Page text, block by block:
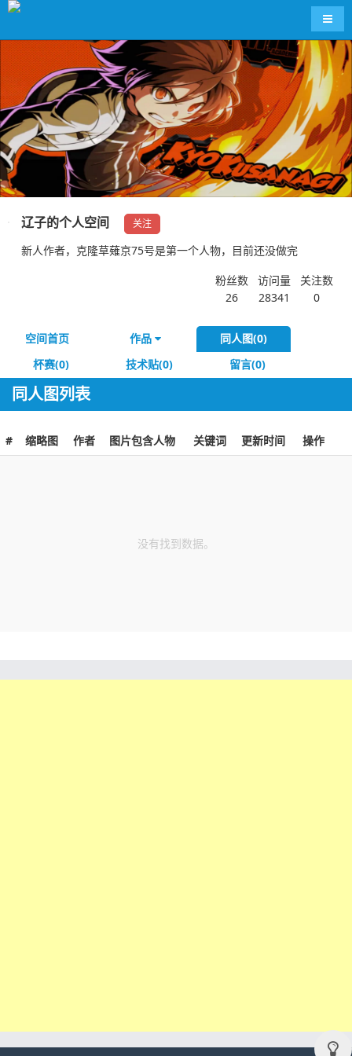
导航
辽子的个人空间 关注
新人作者，克隆草薙京75号是第一个人物，目前还没做完
粉丝数
26
访问量
28341
关注数
0
空间首页 作品
同人图(0)
杯赛(0)
技术贴(0) 留言(0)
同人图列表
# 缩略图 作者 图片包含人物 关键词 更新时间 操作
没有找到数据。